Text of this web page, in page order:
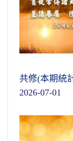
共修(本期統
2026-07-01